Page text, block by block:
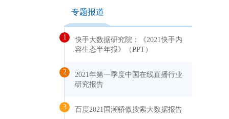
专题报道
1
快手大数据研究院：《2021快手内
容生态半年报》（PPT）
2
2021年第一季度中国在线直播行业
研究报告
3 百度2021国潮骄傲搜索大数据报告